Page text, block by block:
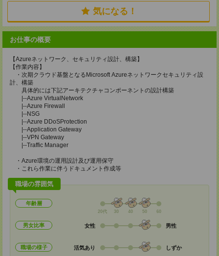
気になる！
お仕事の概要
【Azureネットワーク、セキュリティ設計、構築】
【作業内容】
・次期クラウド基盤となるMicrosoft Azureネットワークセキュリティ設
計、構築
具体的には下記アーキテクチャコンポーネントの設計構築
|--Azure VirtualNetwork
|--Azure Firewall
|--NSG
|--Azure DDoSProtection
|--Application Gateway
|--VPN Gateway
|--Traffic Manager
・Azure環境の運用設計及び運用保守
・これら作業に伴うドキュメント作成等
職場の雰囲気
年齢層
20代 30 40 50 60
男女比率 女性 男性
職場の様子 活気あり しずか